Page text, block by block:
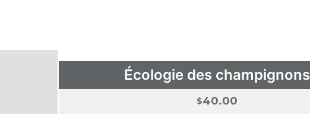
Écologie des champignons
$40.00